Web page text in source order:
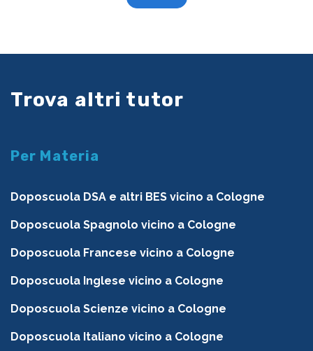
Trova altri tutor
Per Materia
Doposcuola DSA e altri BES vicino a Cologne
Doposcuola Spagnolo vicino a Cologne
Doposcuola Francese vicino a Cologne
Doposcuola Inglese vicino a Cologne
Doposcuola Scienze vicino a Cologne
Doposcuola Italiano vicino a Cologne